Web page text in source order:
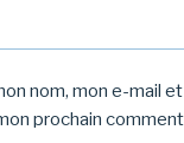
nom, mon e-mail
prochain